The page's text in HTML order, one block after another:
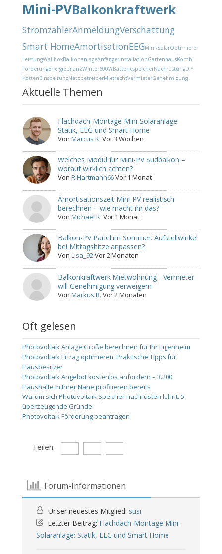
Mini-PVBalkonkraftwerk
StromzählerAnmeldungVerschattung
Smart HomeAmortisationEEGMini-SolarOptimierer
LeistungWallboxBalkonanlageAnfängerInstallationGartenhausKombi
FörderungEnergiebilanzWinter600WBatteriespeicherNachrüstungDIY
KostenEinspeisungNetzbetreiberMietrechtVermieterGenehmigung
Aktuelle Themen
Flachdach-Montage Mini-Solaranlage:
Statik, EEG und Smart Home
VonMarcus K. Vor 3 Wochen
Welches Modul für Mini-PV Südbalkon –
worauf wirklich achten?
VonR.Hartmann66Vor 1 Monat
Amortisationszeit Mini-PV realistisch
berechnen – wie macht ihr das?
VonMichael K. Vor 1 Monat
Balkon-PV Panel im Sommer: Aufstellwinkel
bei Mittagshitze anpassen?
VonLisa_92Vor 2 Monaten
Balkonkraftwerk Mietwohnung - Vermieter
will Genehmigung verweigern
VonMarkus R. Vor 2 Monaten
Oft gelesen
Photovoltaik Anlage Größe berechnen für Ihr Eigenheim
Photovoltaik Ertrag optimieren: Praktische Tipps für
Hausbesitzer
Photovoltaik Angebot kostenlos anfordern – 3.200
Haushalte in Ihrer Nähe profitieren bereits
Warum sich Photovoltaik Speicher nachrüsten lohnt: 5
überzeugende Gründe
Photovoltaik Förderung beantragen
Teilen:
Forum-Informationen
Unser neuestes Mitglied: susi
Letzter Beitrag: Flachdach-Montage Mini-
Solaranlage: Statik, EEG und Smart Home